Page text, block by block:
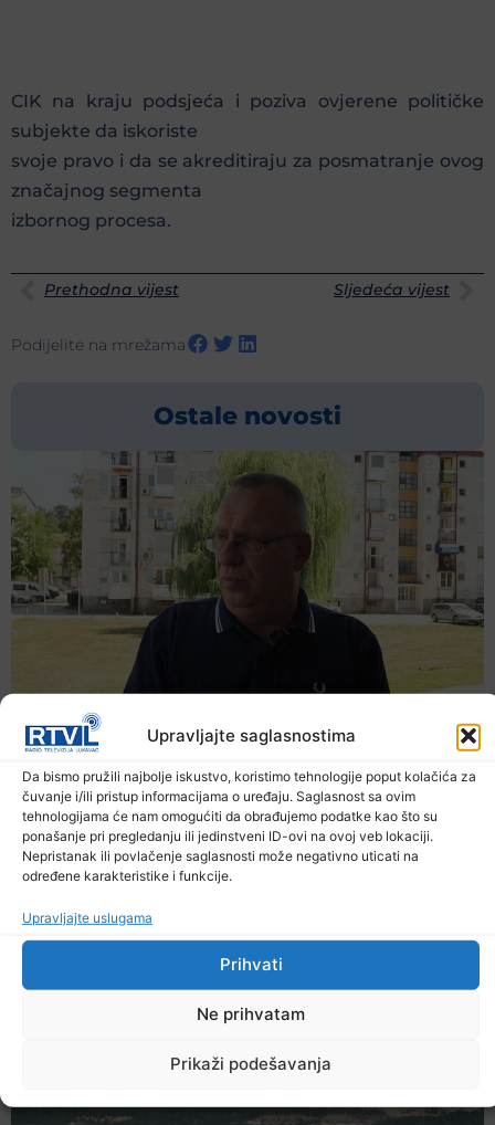
Upravljajte saglasnostima
Da bismo pružili najbolje iskustvo, koristimo tehnologije poput kolačića za
čuvanje i/ili pristup informacijama o uređaju. Saglasnost sa ovim
tehnologijama će nam omogućiti da obrađujemo podatke kao što su
ponašanje pri pregledanju ili jedinstveni ID-ovi na ovoj veb lokaciji.
Nepristanak ili povlačenje saglasnosti može negativno uticati na
određene karakteristike i funkcije.
Upravljajte uslugama
Prihvati
Ne prihvatam
Prikaži podešavanja
CIK na kraju podsjeća i poziva ovjerene političke
subjekte da iskoriste
svoje pravo i da se akreditiraju za posmatranje ovog
značajnog segmenta
izbornog procesa.
Prethodna vijest Sljedeća vijest
Podijelite na mrežama
Ostale novosti
Ekstremne ljetne temperature teško
pogađaju i životinje